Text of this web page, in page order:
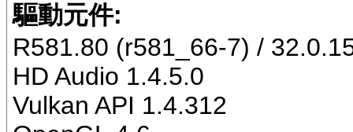
驅動元件:
R581.80 (r581_66-7) /
HD Audio 1.4.5.0
Vulkan API 1.4.312